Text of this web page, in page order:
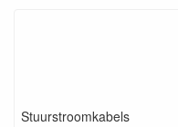
Stuurstroomkabels